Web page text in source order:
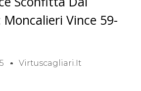
Moncalieri Vince 59-
Virtuscagliari.it